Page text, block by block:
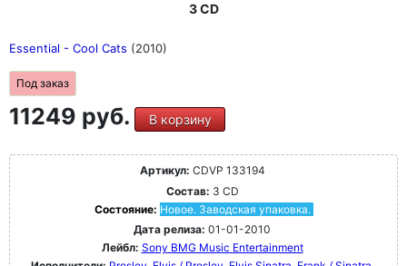
3 CD
Essential - Cool Cats (2010)
Под заказ
11249 руб. В корзину
Артикул: CDVP 133194
Состав: 3 CD
Состояние: Новое. Заводская упаковка.
Дата релиза: 01-01-2010
Лейбл: Sony BMG Music Entertainment